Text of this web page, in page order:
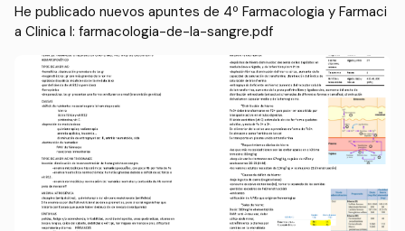
He publicado nuevos apuntes de 4º Farmacologia y Farmaci
a Clinica I: farmacologia-de-la-sangre.pdf